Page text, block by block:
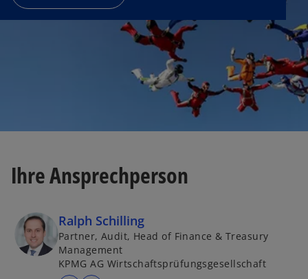
Ihre Ansprechperson
Ralph Schilling
Partner, Audit, Head of Finance & Treasury
Management
KPMG AG Wirtschaftsprüfungsgesellschaft